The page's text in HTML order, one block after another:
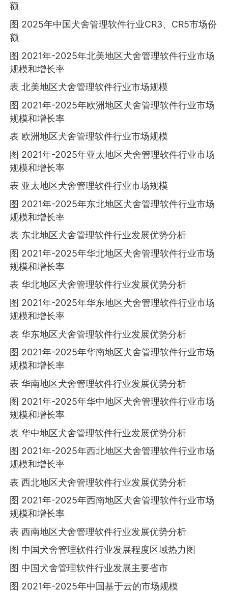
额
图 2025年中国犬舍管理软件行业CR3、CR5市场份
额
图 2021年-2025年北美地区犬舍管理软件行业市场
规模和增长率
表 北美地区犬舍管理软件行业市场规模
图 2021年-2025年欧洲地区犬舍管理软件行业市场
规模和增长率
表 欧洲地区犬舍管理软件行业市场规模
图 2021年-2025年亚太地区犬舍管理软件行业市场
规模和增长率
表 亚太地区犬舍管理软件行业市场规模
图 2021年-2025年东北地区犬舍管理软件行业市场
规模和增长率
表 东北地区犬舍管理软件行业发展优势分析
图 2021年-2025年华北地区犬舍管理软件行业市场
规模和增长率
表 华北地区犬舍管理软件行业发展优势分析
图 2021年-2025年华东地区犬舍管理软件行业市场
规模和增长率
表 华东地区犬舍管理软件行业发展优势分析
图 2021年-2025年华南地区犬舍管理软件行业市场
规模和增长率
表 华南地区犬舍管理软件行业发展优势分析
图 2021年-2025年华中地区犬舍管理软件行业市场
规模和增长率
表 华中地区犬舍管理软件行业发展优势分析
图 2021年-2025年西北地区犬舍管理软件行业市场
规模和增长率
表 西北地区犬舍管理软件行业发展优势分析
图 2021年-2025年西南地区犬舍管理软件行业市场
规模和增长率
表 西南地区犬舍管理软件行业发展优势分析
图 中国犬舍管理软件行业发展程度区域热力图
图 中国犬舍管理软件行业发展主要省市
图 2021年-2025年中国基于云的市场规模